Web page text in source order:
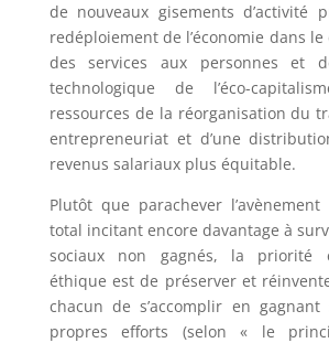
de nouveaux gisements d’activité
redéploiement de l’économie dans
des services aux personnes et
technologique de l’éco-
ressources de la réorganisation du
entrepreneuriat et d’une
revenus salariaux plus équitable.
Plutôt que parachever l’avènement
total incitant encore davantage à
sociaux non gagnés, la priorité
éthique est de préserver et
chacun de s’accomplir en
propres efforts (selon « le